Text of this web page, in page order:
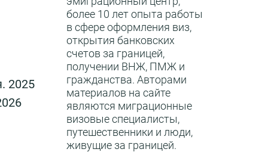
2025
более 10 лет опыта работы
в сфере оформления виз,
открытия банковских
счетов за границей,
получении ВНЖ, ПМЖ и
гражданства. Авторами
материалов на сайте
являются миграционные
визовые специалисты,
путешественники и люди,
живущие за границей.